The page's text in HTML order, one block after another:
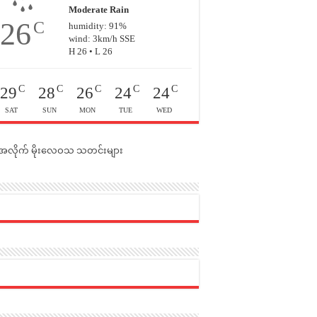
26C
Moderate Rain
humidity: 91%
wind: 3km/h SSE
H 26 • L 26
29 C
SAT
28 C
SUN
26 C
MON
24C
TUE
24C
WED
လိုက် မိုးလေဝသ သတင်းများ